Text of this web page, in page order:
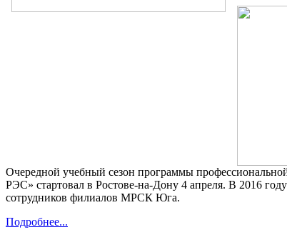
Очередной учебный сезон программы
РЭС» стартовал в Ростове-на-Дону 4 апреля. В 2016
сотрудников филиалов МРСК Юга.
Подробнее...